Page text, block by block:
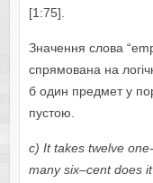
[1:75].
Значення слова
спрямована на
б один предмет у
пустою.
c) It tаkеs twеlvе оnе-
mаnуsix–cеnt dоеs it